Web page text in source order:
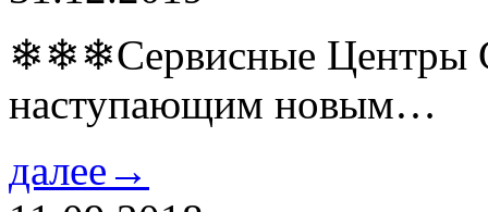
❄❄❄Сервисные Центры
наступающим новым…
далее→